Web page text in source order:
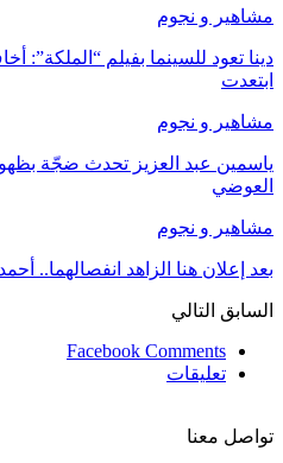
مشاهير و نجوم
دينا تعود للسينما بفيلم
ابتعدت
مشاهير و نجوم
ياسمين عبد العزيز تحدث ضجّة
العوضي
مشاهير و نجوم
بعد إعلان هنا الزاهد انفصالهما..
السابق التالي
Facebook Comments
تعليقات
تواصل معنا